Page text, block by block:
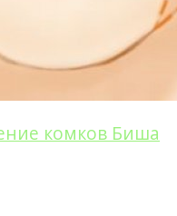
комков Биша